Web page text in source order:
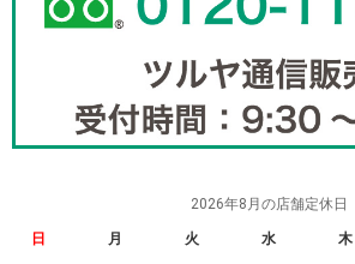
2026年8月の店舗定休日
日 月 火 水 木